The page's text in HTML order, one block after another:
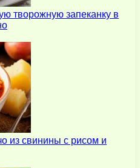
творожную запеканку в
из свинины с рисом и